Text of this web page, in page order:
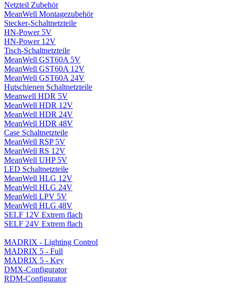
Netzteil Zubehör
MeanWell Montagezubehör
Stecker-Schaltnetzteile
HN-Power 5V
HN-Power 12V
Tisch-Schaltnetzteile
MeanWell GST60A 5V
MeanWell GST60A 12V
MeanWell GST60A 24V
Hutschienen Schaltnetzteile
Meanwell HDR 5V
MeanWell HDR 12V
MeanWell HDR 24V
MeanWell HDR 48V
Case Schaltnetzteile
MeanWell RSP 5V
MeanWell RS 12V
MeanWell UHP 5V
LED Schaltnetzteile
MeanWell HLG 12V
MeanWell HLG 24V
MeanWell LPV 5V
MeanWell HLG 48V
SELF 12V Extrem flach
SELF 24V Extrem flach
MADRIX - Lighting Control
MADRIX 5 - Full
MADRIX 5 - Key
DMX-Configurator
RDM-Configurator